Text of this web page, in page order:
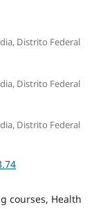
Distrito Federal
Distrito Federal
Distrito Federal
courses, Health